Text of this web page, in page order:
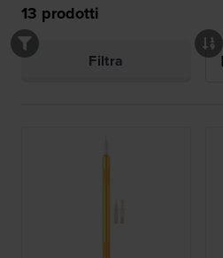
13 prodotti
Filtra